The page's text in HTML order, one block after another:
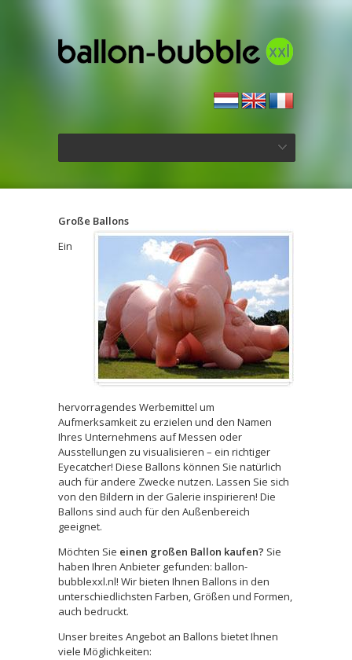
Große Ballons
Ein
hervorragendes Werbemittel um
Aufmerksamkeit zu erzielen und den Namen
Ihres Unternehmens auf Messen oder
Ausstellungen zu visualisieren – ein richtiger
Eyecatcher! Diese Ballons können Sie natürlich
auch für andere Zwecke nutzen. Lassen Sie sich
von den Bildern in der Galerie inspirieren! Die
Ballons sind auch für den Außenbereich
geeignet.
Möchten Sie einen großen Ballon kaufen? Sie
haben Ihren Anbieter gefunden: ballon-
bubblexxl.nl! Wir bieten Ihnen Ballons in den
unterschiedlichsten Farben, Größen und Formen,
auch bedruckt.
Unser breites Angebot an Ballons bietet Ihnen
viele Möglichkeiten: